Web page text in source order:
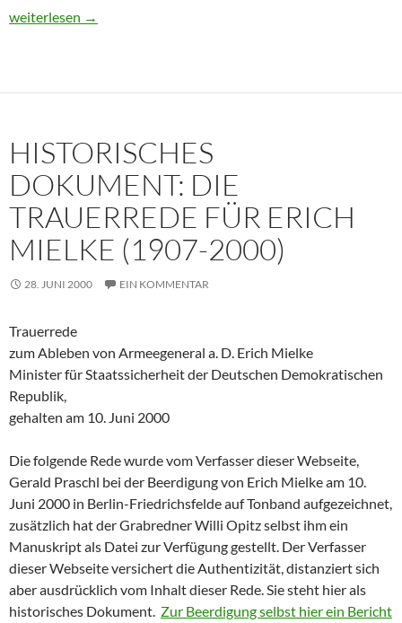
Erich Mielke: Wer weinte um den Herrn der Angst?
weiterlesen →
HISTORISCHES
DOKUMENT: DIE
TRAUERREDE FÜR ERICH
MIELKE (1907-2000)
28. JUNI 2000 EIN KOMMENTAR
Trauerrede
zum Ableben von Armeegeneral a. D. Erich Mielke
Minister für Staatssicherheit der Deutschen Demokratischen
Republik,
gehalten am 10. Juni 2000
Die folgende Rede wurde vom Verfasser dieser Webseite,
Gerald Praschl bei der Beerdigung von Erich Mielke am 10.
Juni 2000 in Berlin-Friedrichsfelde auf Tonband aufgezeichnet,
zusätzlich hat der Grabredner Willi Opitz selbst ihm ein
Manuskript als Datei zur Verfügung gestellt. Der Verfasser
dieser Webseite versichert die Authentizität, distanziert sich
aber ausdrücklich vom Inhalt dieser Rede. Sie steht hier als
historisches Dokument. Zur Beerdigung selbst hier ein Bericht